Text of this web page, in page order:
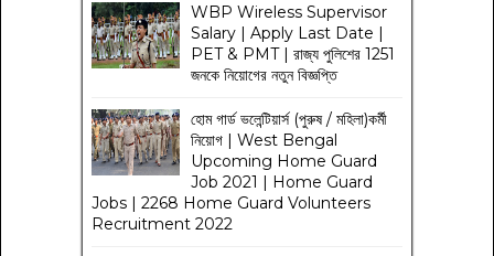
WBP Wireless Supervisor
Salary | Apply Last Date |
PET & PMT | রাজ্য পুলিশের 1251
জনকে নিয়োগের নতুন বিজ্ঞপ্তি
হোম গার্ড ভলেন্টিয়ার্স (পুরুষ / মহিলা)কর্মী
নিয়োগ | West Bengal
Upcoming Home Guard
Job 2021 | Home Guard
Jobs | 2268 Home Guard Volunteers
Recruitment 2022